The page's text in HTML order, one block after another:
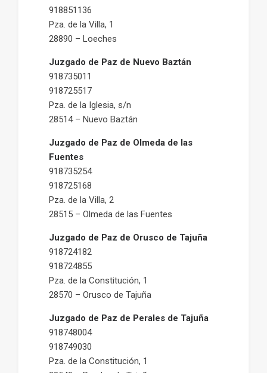
918851136
Pza. de la Villa, 1
28890 – Loeches
Juzgado de Paz de Nuevo Baztán
918735011
918725517
Pza. de la Iglesia, s/n
28514 – Nuevo Baztán
Juzgado de Paz de Olmeda de las
Fuentes
918735254
918725168
Pza. de la Villa, 2
28515 – Olmeda de las Fuentes
Juzgado de Paz de Orusco de Tajuña
918724182
918724855
Pza. de la Constitución, 1
28570 – Orusco de Tajuña
Juzgado de Paz de Perales de Tajuña
918748004
918749030
Pza. de la Constitución, 1